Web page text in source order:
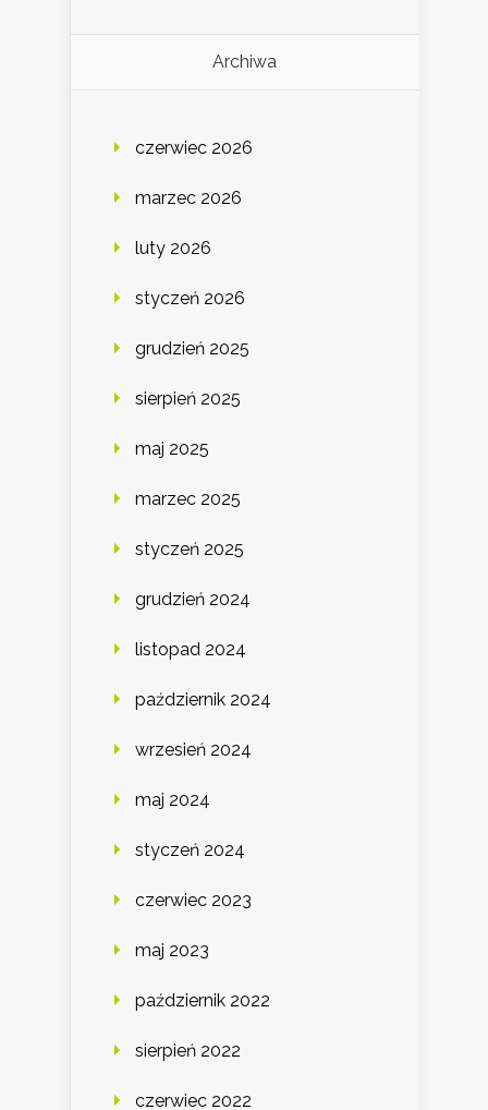
Archiwa
czerwiec 2026
marzec 2026
luty 2026
styczeń 2026
grudzień 2025
sierpień 2025
maj 2025
marzec 2025
styczeń 2025
grudzień 2024
listopad 2024
październik 2024
wrzesień 2024
maj 2024
styczeń 2024
czerwiec 2023
maj 2023
październik 2022
sierpień 2022
czerwiec 2022